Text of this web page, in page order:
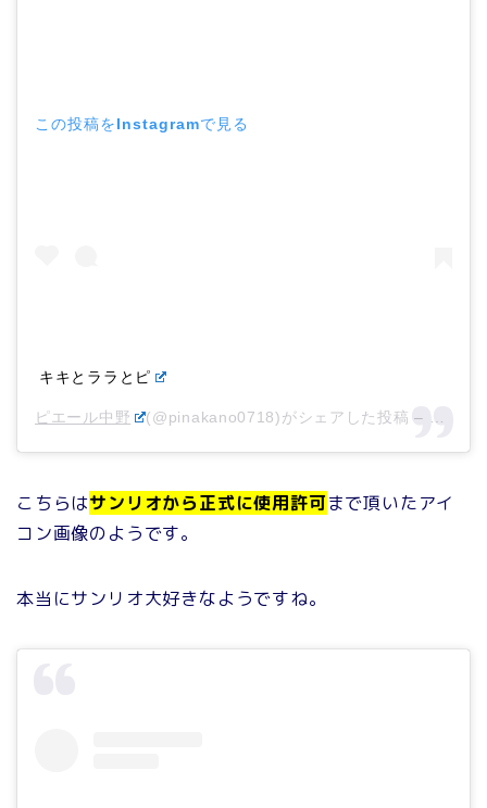
この投稿をInstagramで見る
キキとララとピ
ピエール中野 (@pinakano0718)がシェアした投稿 – 2020年
こちらはサンリオから正式に使用許可まで頂いたアイ
コン画像のようです。
本当にサンリオ大好きなようですね。